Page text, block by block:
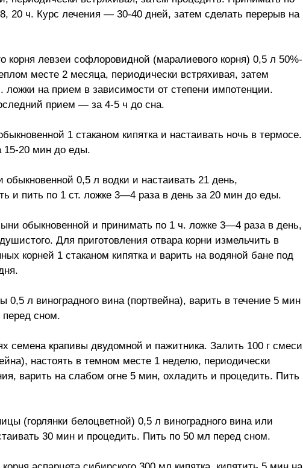
20 ч. Курс лечения — 30-40 дней, затем сделать перерыв на
корня левзеи софлоровидной (маралиевого корня) 0,5 л 50%-
месте 2 месяца, периодически встряхивая, затем
ложки на прием в зависимости от степени импотенции.
прием — за 4-5 ч до сна.
1 стаканом кипятка и настаивать ночь в термосе.
15-20 мин до еды.
0,5 л водки и настаивать 21 день,
и пить по 1 ст. ложке 3—4 раза в день за 20 мин до еды.
обыкновенной и принимать по 1 ч. ложке 3—4 раза в день,
Для приготовления отвара корни измельчить в
корней 1 стаканом кипятка и варить на водяной бане под
0,5 л виноградного вина (портвейна), варить в течение 5 мин
сном.
семена крапивы двудомной и пажитника. Залить 100 г смеси
настоять в темном месте 1 неделю, периодически
варить на слабом огне 5 мин, охладить и процедить. Пить
(горлянки белоцветной) 0,5 л виноградного вина или
30 мин и процедить. Пить по 50 мл перед сном.